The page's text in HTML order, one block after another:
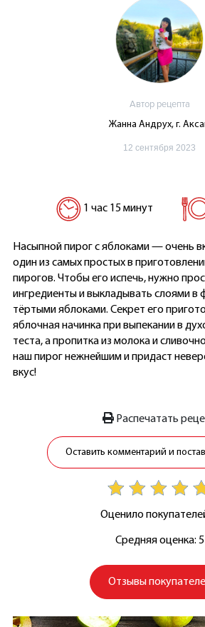
Автор рецепта
Жанна Андрух, г.
12 сентября 2023
1 час 15 минут
Насыпной пирог с яблоками — очень
один из самых простых в
пирогов. Чтобы его испечь, нужно
ингредиенты и выкладывать слоями в
тёртыми яблоками. Секрет его
яблочная начинка при выпекании в
теста, а пропитка из молока и
наш пирог нежнейшим и придаст
вкус!
Распечатать
Оставить комментарий и
Оценило
Средняя оценка: 5
Отзывы